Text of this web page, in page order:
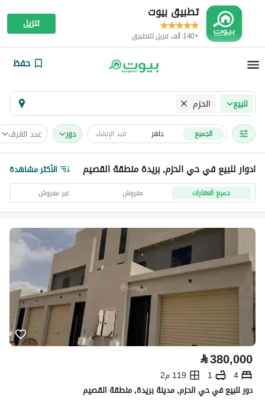
تطبيق بيوت
+140 ألف تنزيل للتطبيق
تنزيل
حفظ
للبيع الحزم
الجميع جاهز قيد الإنشاء دور عدد الغرف
ادوار للبيع في حي الحزم, بريدة منطقة القصيم الأكثر مشاهدة
جميع العقارات مفروش غير مفروش
⃁380,000
4
1
119 م2
دور للبيع في حي الحزم, مدينة بريدة, منطقة القصيم